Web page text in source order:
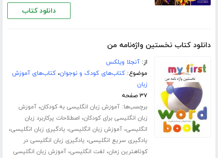
دانلود کتاب
دانلود کتاب نخستین واژه‌نامه من
از:آنجلا ویلکس
موضوع:کتاب‌های کودک و نوجوان،کتاب‌های آموزش
زبان
۳۷ صفحه
برچسب‌ها:آموزش زبان انگلیسی به کودکان،آموزش
زبان انگلیسی برای کودکان، اصطلاحات پرکاربرد زبان
انگلیسی،آموزش زبان انگلیسی، یادگیری زبان انگلیسی،
یادگیری سریع انگلیسی، یادگیری زبان انگلیسی در
کوتاهترین زمان، لغت انگلیسی،آموزش زبان انگلیسی